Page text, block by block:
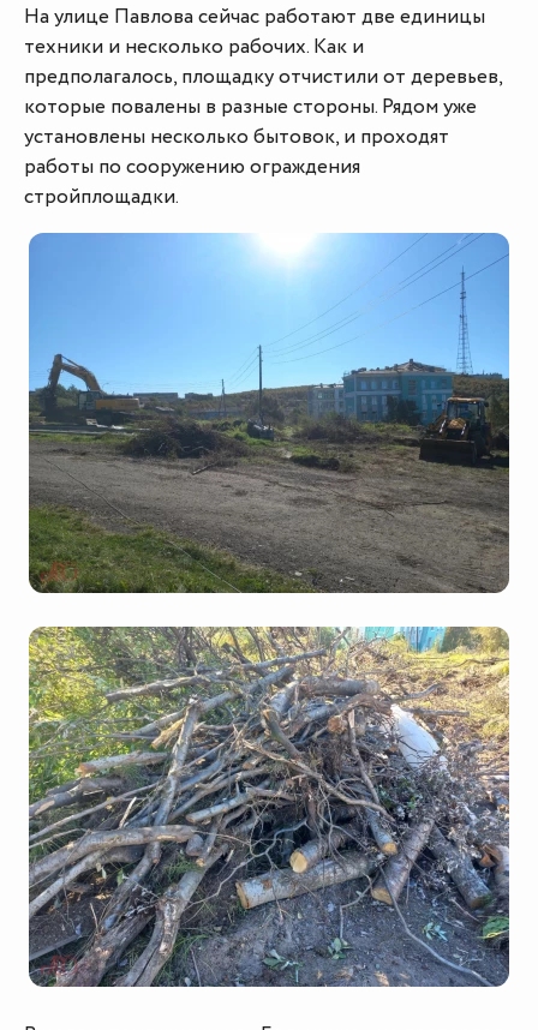
На улице Павлова сейчас работают две единицы
техники и несколько рабочих. Как и
предполагалось, площадку отчистили от деревьев,
которые повалены в разные стороны. Рядом уже
установлены несколько бытовок, и проходят
работы по сооружению ограждения
стройплощадки.